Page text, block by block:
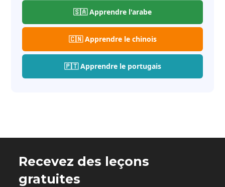
🇸🇦 Apprendre l'arabe
🇨🇳 Apprendre le chinois
🇵🇹 Apprendre le portugais
Recevez des leçons
gratuites